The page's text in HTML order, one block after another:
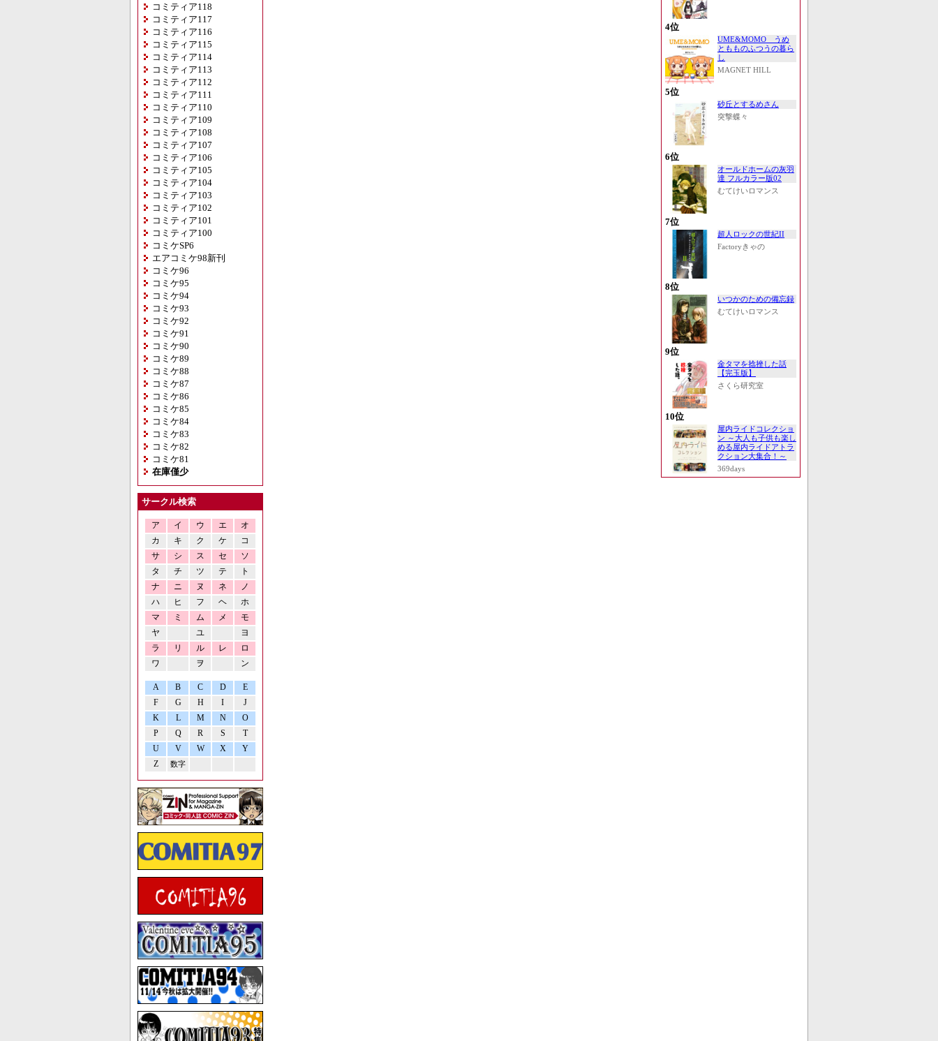
コミティア118
コミティア117
コミティア116
コミティア115
コミティア114
コミティア113
コミティア112
コミティア111
コミティア110
コミティア109
コミティア108
コミティア107
コミティア106
コミティア105
コミティア104
コミティア103
コミティア102
コミティア101
コミティア100
コミケSP6
エアコミケ98新刊
コミケ96
コミケ95
コミケ94
コミケ93
コミケ92
コミケ91
コミケ90
コミケ89
コミケ88
コミケ87
コミケ86
コミケ85
コミケ84
コミケ83
コミケ82
コミケ81
在庫僅少
サークル検索
ア イ ウ エ
オ
カ
キ ク ケ
コ
サ
シ ス セ
ソ
タ
チ ツ テ
ト
ナ
ニ ヌ ネ
ノ
ハ
ヒ フ ヘ
ホ
マ
ミ ム メ
モ
ヤ
ユ
ヨ
ラ
リ ル レ
ロ
ワ
ヲ ン
A B C D
E
F
G H I
J
K
L M N
O
P
Q R S
T
U
V W X
Y
Z
数字
4位
UME&MOMO うめ
ともものふつうの暮ら
し
MAGNET HILL
5位
砂丘とするめさん
突撃蝶々
6位
オールドホームの灰羽
達 フルカラー版02
むてけいロマンス
7位
超人ロックの世紀II
Factoryきゃの
8位
いつかのための備忘録
むてけいロマンス
9位
金タマを捻挫した話
【完玉版】
さくら研究室
10位
屋内ライドコレクショ
ン ～大人も子供も楽し
める屋内ライドアトラ
クション大集合！～
369days